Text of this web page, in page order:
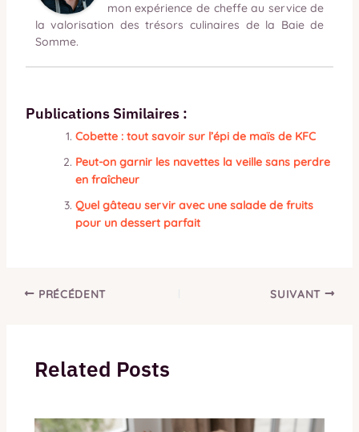
mon expérience de cheffe au service de
la valorisation des trésors culinaires de la Baie de
Somme.
Publications Similaires :
Cobette : tout savoir sur l’épi de maïs de KFC
Peut-on garnir les navettes la veille sans perdre
en fraîcheur
Quel gâteau servir avec une salade de fruits
pour un dessert parfait
PRÉCÉDENT SUIVANT
Related Posts